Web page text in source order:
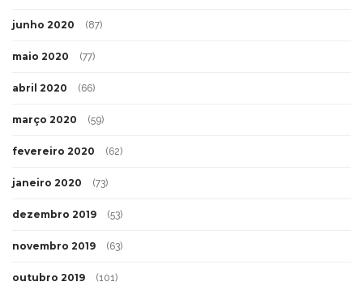
junho 2020 (87)
maio 2020 (77)
abril 2020 (66)
março 2020 (59)
fevereiro 2020 (62)
janeiro 2020 (73)
dezembro 2019 (53)
novembro 2019 (63)
outubro 2019 (101)